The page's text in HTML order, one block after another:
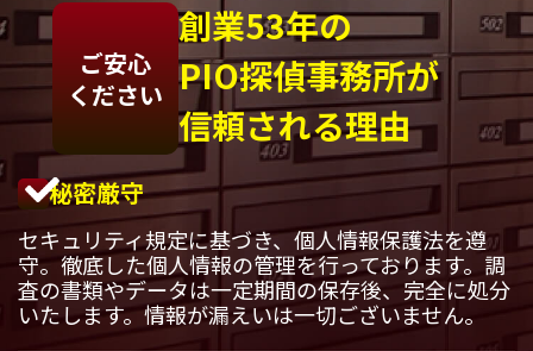
ご安心
ください
創業53年の
PIO探偵事務所が
信頼される理由
秘密厳守
セキュリティ規定に基づき、個人情報保護法を遵
守。徹底した個人情報の管理を行っております。調
査の書類やデータは一定期間の保存後、完全に処分
いたします。情報が漏えいは一切ございません。